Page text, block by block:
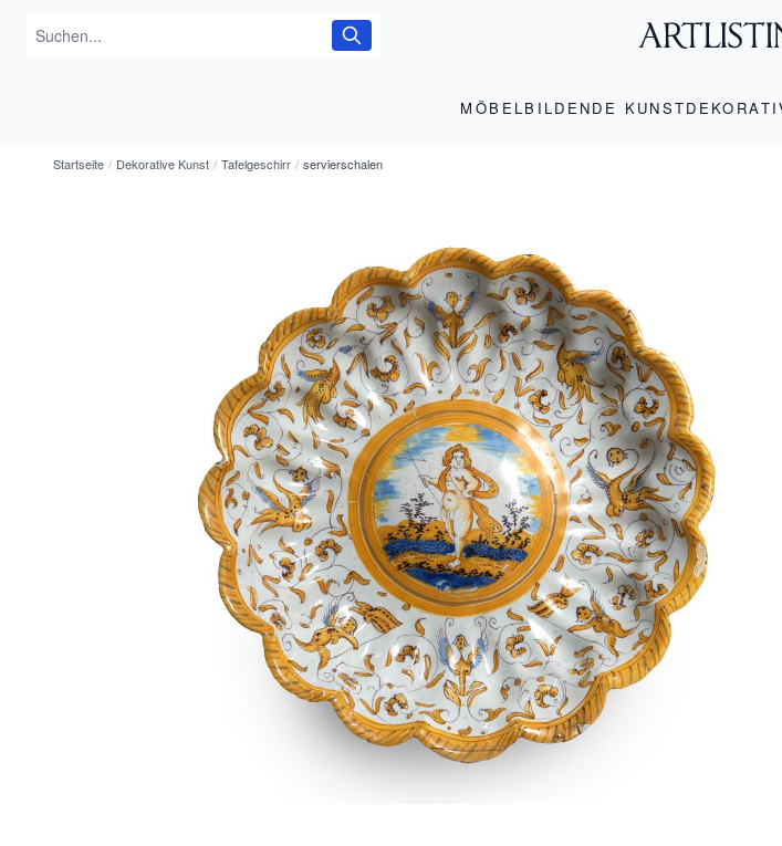
MÖBELBILDENDE KUNST
Startseite / Dekorative Kunst / Tafelgeschirr / servierschalen